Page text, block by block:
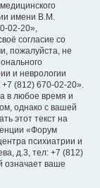
имени В.М.
02-20»,
согласие со
пожалуйста, не
и неврологии
(812) 670-02-20».
в любое время и
однако с вашей
этот текст на
«Форум
психиатрии и
д.3, тел: +7 (812)
означает ваше